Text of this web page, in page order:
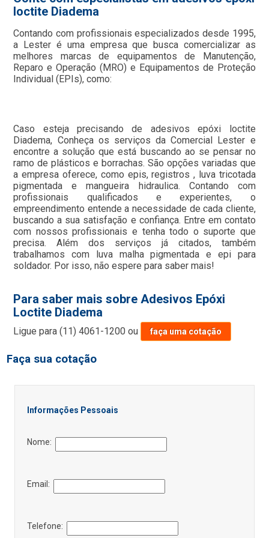
loctite Diadema
Contando com profissionais especializados desde 1995,
a Lester é uma empresa que busca comercializar as
melhores marcas de equipamentos de Manutenção,
Reparo e Operação (MRO) e Equipamentos de Proteção
Individual (EPIs), como:
Caso esteja precisando de adesivos epóxi loctite
Diadema, Conheça os serviços da Comercial Lester e
encontre a solução que está buscando ao se pensar no
ramo de plásticos e borrachas. São opções variadas que
a empresa oferece, como epis, registros , luva tricotada
pigmentada e mangueira hidraulica. Contando com
profissionais qualificados e experientes, o
empreendimento entende a necessidade de cada cliente,
buscando a sua satisfação e confiança. Entre em contato
com nossos profissionais e tenha todo o suporte que
precisa. Além dos serviços já citados, também
trabalhamos com luva malha pigmentada e epi para
soldador. Por isso, não espere para saber mais!
Para saber mais sobre Adesivos Epóxi
Loctite Diadema
Ligue para(11) 4061-1200 ou faça uma cotação
Faça sua cotação
Informações Pessoais
Nome:
Email:
Telefone: